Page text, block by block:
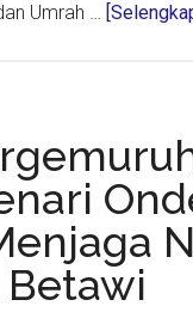
Umrah …
Betawi